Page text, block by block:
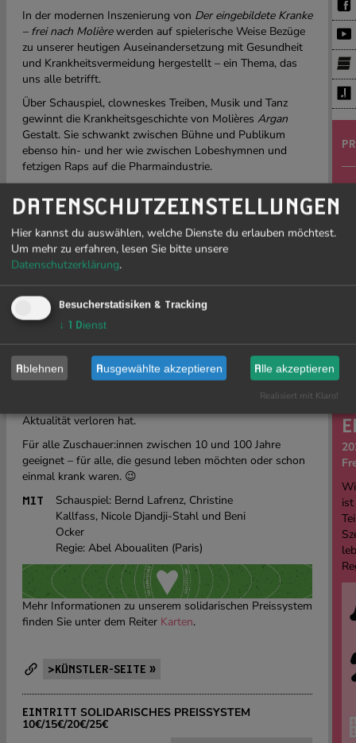
In der modernen Inszenierung von Der eingebildete Kranke
– frei nach Molièrewerden auf spielerische Weise Bezüge
zu unserer heutigen Auseinandersetzung mit Gesundheit
und Krankheitsvermeidung hergestellt – ein Thema, das
uns alle betrifft.
Über Schauspiel, clowneskes Treiben, Musik und Tanz
gewinnt die Krankheitsgeschichte von Molières Argan
Gestalt. Sie schwankt zwischen Bühne und Publikum
ebenso hin- und her wie zwischen Lobeshymnen und
fetzigen Raps auf die Pharmaindustrie.
neuen Stück der Vielfalt von Behandlungsmethoden, die
esoterischen und fernöstlichen Praktiken reichen.
Thematisiert werden auch aktuelle Strömungen wie der
Jugend- und Fitnesskult, einschließlich seiner
Vitaminshakes, sowie verschiedene Ernährungstrends –
von veganer Kost bis hin zu modernen Konzepten wie der
photosynthetischen Ernährung
Mit Schauspiel, Tanz, Gesang, Musik, Puppenspiel und
Performance begegnen wir dem großen Thema von
Krankheit und Tod auf heitere und leichtfüßige Weise –
Aktualität verloren hat.
Für alle Zuschauer:innen zwischen 10 und 100 Jahre
geeignet – für alle, die gesund leben möchten oder schon
einmal krank waren. 😉
MIT
Schauspiel: Bernd Lafrenz, Christine
Kallfass, Nicole Djandji-Stahl und Beni
Ocker
Regie: Abel Aboualiten (Paris)
Mehr Informationen zu unserem solidarischen Preissystem
finden Sie unter dem Reiter Karten.
>KÜNSTLER-SEITE »
EINTRITT SOLIDARISCHES PREISSYSTEM
10€/15€/20€/25€
DATENSCHUTZEINSTELLUNGEN
Hier kannst du auswählen, welche Dienste du erlauben möchtest.
Um mehr zu erfahren, lesen Sie bitte unsere
Datenschutzerklärung.
Besucherstatisiken & Tracking
↓ 1 Dienst
Ablehnen Ausgewählte akzeptieren Alle akzeptieren
Realisiert mit Klaro!